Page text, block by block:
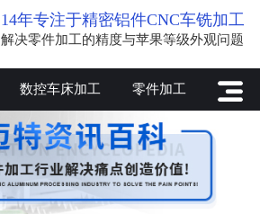
14年专注于精密铝件CNC车铣加工
解决零件加工的精度与苹果等级外观问题
数控车床加工 零件加工